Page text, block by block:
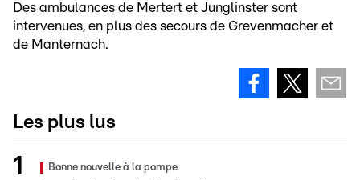
Des ambulances de Mertert et Junglinster sont
intervenues, en plus des secours de Grevenmacher et
de Manternach.
Les plus lus
Bonne nouvelle à la pompe